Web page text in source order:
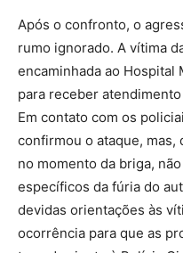
Após o confronto, o
rumo ignorado. A vítima
encaminhada ao Hospital
para receber
Em contato com os
confirmou o ataque, mas,
no momento da briga,
específicos da fúria do
devidas orientações às
ocorrência para que as